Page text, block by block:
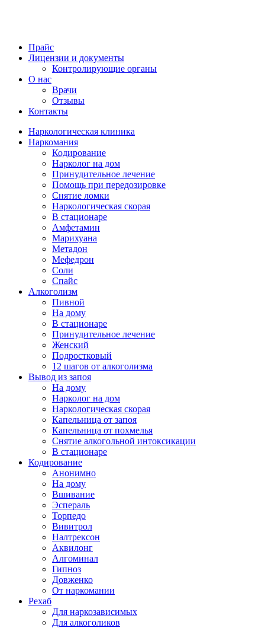
Прайс
Лицензии и документы
Контролирующие органы
О нас
Врачи
Отзывы
Контакты
Наркологическая клиника
Наркомания
Кодирование
Нарколог на дом
Принудительное лечение
Помощь при передозировке
Снятие ломки
Наркологическая скорая
В стационаре
Амфетамин
Марихуана
Метадон
Мефедрон
Соли
Спайс
Алкоголизм
Пивной
На дому
В стационаре
Принудительное лечение
Женский
Подростковый
12 шагов от алкоголизма
Вывод из запоя
На дому
Нарколог на дом
Наркологическая скорая
Капельница от запоя
Капельница от похмелья
Снятие алкогольной интоксикации
В стационаре
Кодирование
Анонимно
На дому
Вшивание
Эспераль
Торпедо
Вивитрол
Налтрексон
Аквилонг
Алгоминал
Гипноз
Довженко
От наркомании
Рехаб
Для наркозависимых
Для алкоголиков